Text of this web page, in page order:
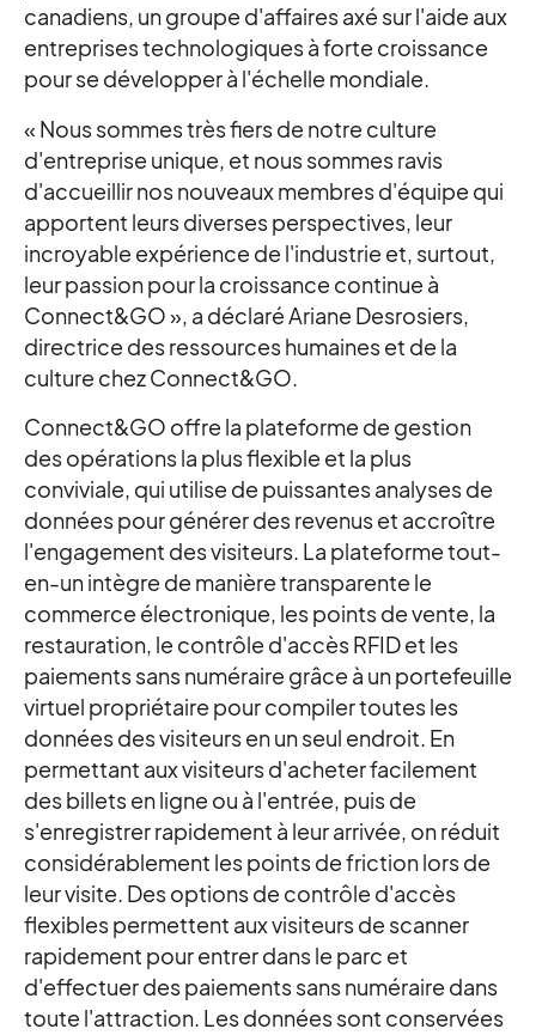
canadiens, un groupe d'affaires axé sur l'aide aux
entreprises technologiques à forte croissance
pour se développer à l'échelle mondiale.
« Nous sommes très fiers de notre culture
d'entreprise unique, et nous sommes ravis
d'accueillir nos nouveaux membres d'équipe qui
apportent leurs diverses perspectives, leur
incroyable expérience de l'industrie et, surtout,
leur passion pour la croissance continue à
Connect&GO », a déclaré Ariane Desrosiers,
directrice des ressources humaines et de la
culture chez Connect&GO.
Connect&GO offre la plateforme de gestion
des opérations la plus flexible et la plus
conviviale, qui utilise de puissantes analyses de
données pour générer des revenus et accroître
l'engagement des visiteurs. La plateforme tout-
en-un intègre de manière transparente le
commerce électronique, les points de vente, la
restauration, le contrôle d'accès RFID et les
paiements sans numéraire grâce à un portefeuille
virtuel propriétaire pour compiler toutes les
données des visiteurs en un seul endroit. En
permettant aux visiteurs d'acheter facilement
des billets en ligne ou à l'entrée, puis de
s'enregistrer rapidement à leur arrivée, on réduit
considérablement les points de friction lors de
leur visite. Des options de contrôle d'accès
flexibles permettent aux visiteurs de scanner
rapidement pour entrer dans le parc et
d'effectuer des paiements sans numéraire dans
toute l'attraction. Les données sont conservées